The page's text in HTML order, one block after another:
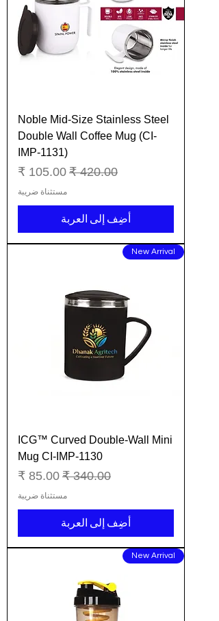
Noble Mid-Size Stainless Steel
Double Wall Coffee Mug (CI-
IMP-1131)
سعر عاديسعر البيع
مستثناة ضريبة
أضِف إلى العربة
New Arrival
ICG™ Curved Double-Wall Mini
Mug CI-IMP-1130
سعر عاديسعر البيع
مستثناة ضريبة
أضِف إلى العربة
New Arrival